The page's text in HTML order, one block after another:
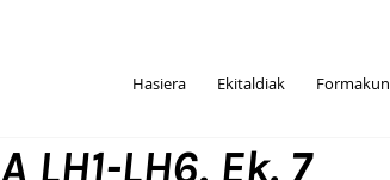
Hasiera Ekitaldiak
LH1-LH6, Ek. 7